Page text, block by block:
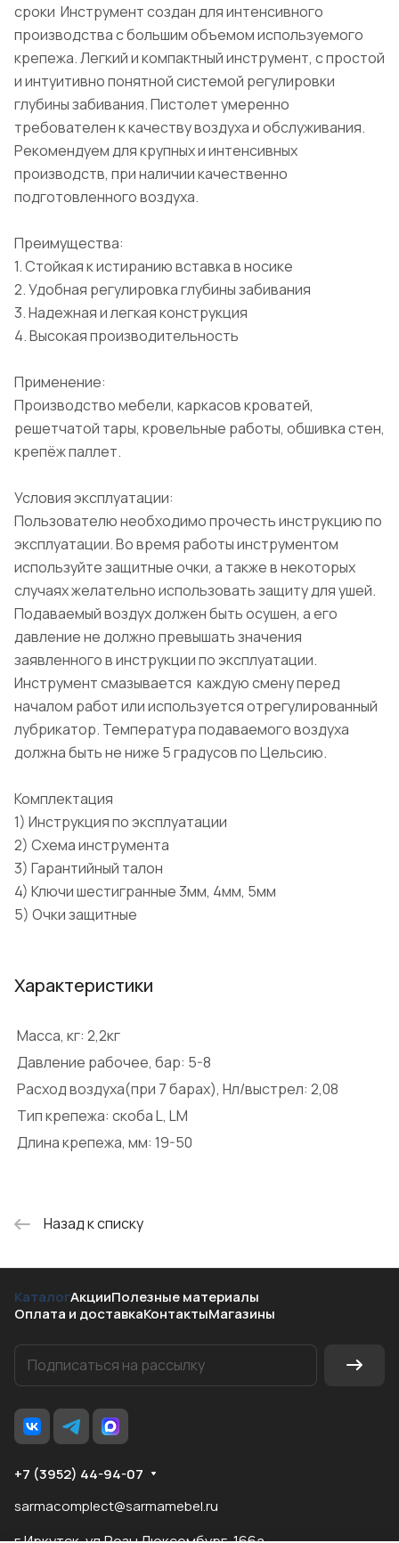
сроки Инструмент создан для интенсивного
производства с большим объемом используемого
крепежа. Легкий и компактный инструмент, с простой
и интуитивно понятной системой регулировки
глубины забивания. Пистолет умеренно
требователен к качеству воздуха и обслуживания.
Рекомендуем для крупных и интенсивных
производств, при наличии качественно
подготовленного воздуха.
Преимущества:
1. Стойкая к истиранию вставка в носике
2. Удобная регулировка глубины забивания
3. Надежная и легкая конструкция
4. Высокая производительность
Применение:
Производство мебели, каркасов кроватей,
решетчатой тары, кровельные работы, обшивка стен,
крепёж паллет.
Условия эксплуатации:
Пользователю необходимо прочесть инструкцию по
эксплуатации. Во время работы инструментом
используйте защитные очки, а также в некоторых
случаях желательно использовать защиту для ушей.
Подаваемый воздух должен быть осушен, а его
давление не должно превышать значения
заявленного в инструкции по эксплуатации.
Инструмент смазывается каждую смену перед
началом работ или используется отрегулированный
лубрикатор. Температура подаваемого воздуха
должна быть не ниже 5 градусов по Цельсию.
Комплектация
1) Инструкция по эксплуатации
2) Схема инструмента
3) Гарантийный талон
4) Ключи шестигранные 3мм, 4мм, 5мм
5) Очки защитные
Характеристики
Масса, кг: 2,2кг
Давление рабочее, бар: 5-8
Расход воздуха(при 7 барах), Нл/выстрел: 2,08
Тип крепежа: скоба L, LM
Длина крепежа, мм: 19-50
Назад к списку
КаталогАкцииПолезные материалы
Оплата и доставкаКонтактыМагазины
+7 (3952) 44-94-07
sarmacomplect@sarmamebel.ru